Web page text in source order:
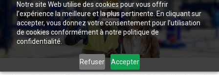
Notre site Web utilise des cookies pour vous offrir
l’expérience la meilleure et la plus pertinente. En cliquant sur
accepter, vous donnez votre consentement pour l’utilisation
de cookies conformément à notre politique de
confidentialité.
Refuser Accepter